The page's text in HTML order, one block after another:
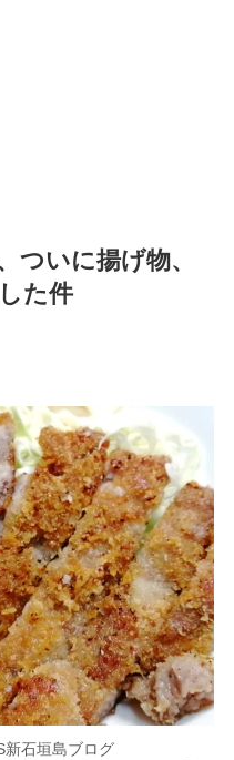
ついに揚げ物、
た件
新石垣島ブログ